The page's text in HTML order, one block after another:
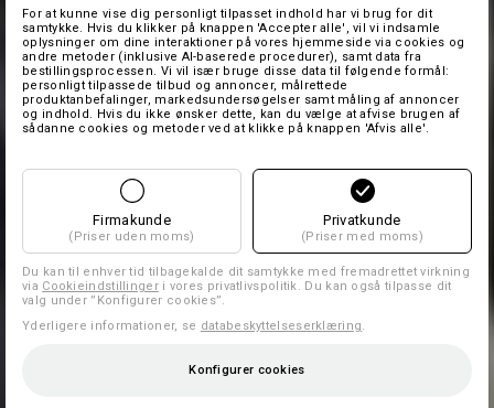
For at kunne vise dig personligt tilpasset indhold har vi brug for dit
samtykke. Hvis du klikker på knappen 'Accepter alle', vil vi indsamle
oplysninger om dine interaktioner på vores hjemmeside via cookies og
andre metoder (inklusive AI-baserede procedurer), samt data fra
bestillingsprocessen. Vi vil især bruge disse data til følgende formål:
personligt tilpassede tilbud og annoncer, målrettede
produktanbefalinger, markedsundersøgelser samt måling af annoncer
og indhold. Hvis du ikke ønsker dette, kan du vælge at afvise brugen af
sådanne cookies og metoder ved at klikke på knappen 'Afvis alle'.
Firmakunde
(Priser uden moms)
Privatkunde
(Priser med moms)
Du kan til enhver tid tilbagekalde dit samtykke med fremadrettet virkning
via Cookieindstillingeri vores privatlivspolitik. Du kan også tilpasse dit
valg under ”Konfigurer cookies”.
Yderligere informationer, se databeskyttelseserklæring.
Konfigurer cookies